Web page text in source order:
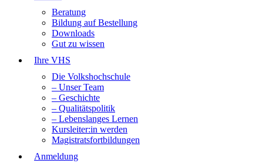
Beratung
Bildung auf Bestellung
Downloads
Gut zu wissen
Ihre VHS
Die Volkshochschule
– Unser Team
– Geschichte
– Qualitätspolitik
– Lebenslanges Lernen
Kursleiter:in werden
Magistratsfortbildungen
Anmeldung